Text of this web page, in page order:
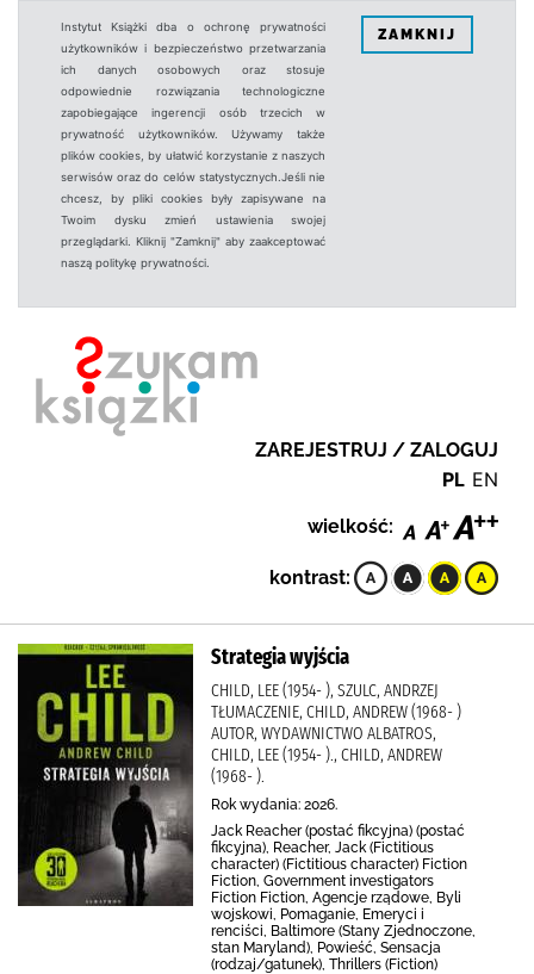
Instytut Książki dba o ochronę prywatności
użytkowników i bezpieczeństwo przetwarzania
ich danych osobowych oraz stosuje
odpowiednie rozwiązania technologiczne
zapobiegające ingerencji osób trzecich w
prywatność użytkowników. Używamy także
plików cookies, by ułatwić korzystanie z naszych
serwisów oraz do celów statystycznych.Jeśli nie
chcesz, by pliki cookies były zapisywane na
Twoim dysku zmień ustawienia swojej
przeglądarki. Kliknij "Zamknij" aby zaakceptować
naszą politykę prywatności.
ZAMKNIJ
ZAREJESTRUJ / ZALOGUJ
PL EN
wielkość:
kontrast:
Strategia wyjścia
CHILD, LEE (1954- ), SZULC, ANDRZEJ
TŁUMACZENIE, CHILD, ANDREW (1968- )
AUTOR, WYDAWNICTWO ALBATROS,
CHILD, LEE (1954- )., CHILD, ANDREW
(1968- ).
Rok wydania: 2026.
Jack Reacher (postać fikcyjna) (postać
fikcyjna), Reacher, Jack (Fictitious
character) (Fictitious character) Fiction
Fiction, Government investigators
Fiction Fiction, Agencje rządowe, Byli
wojskowi, Pomaganie, Emeryci i
renciści, Baltimore (Stany Zjednoczone,
stan Maryland), Powieść, Sensacja
(rodzaj/gatunek), Thrillers (Fiction)